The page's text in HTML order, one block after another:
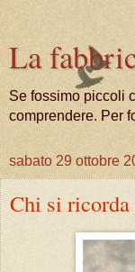
La
Se fossimo piccoli
comprendere. Per
sabato 29 ottobre
Chi si